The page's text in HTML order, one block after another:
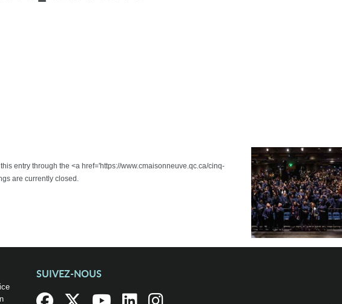
entry through the <a href='https://www.cmaisonneuve.qc.ca/cinq-
are currently closed.
SUIVEZ-NOUS